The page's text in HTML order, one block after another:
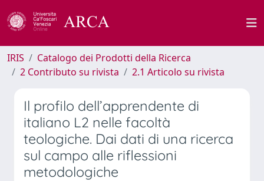
IRIS
Catalogo dei Prodotti della Ricerca
2 Contributo su rivista
2.1 Articolo su rivista
Il profilo dell’apprendente di
italiano L2 nelle facoltà
teologiche. Dai dati di una ricerca
sul campo alle riflessioni
metodologiche